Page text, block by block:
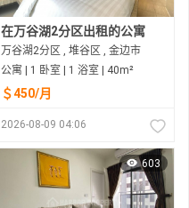
在万谷湖2分区出租的公寓
万谷湖2分区 , 堆谷区 , 金边市
公寓 | 1 卧室 | 1 浴室 | 40m²
＄450/月
2026-08-09 04:06
603